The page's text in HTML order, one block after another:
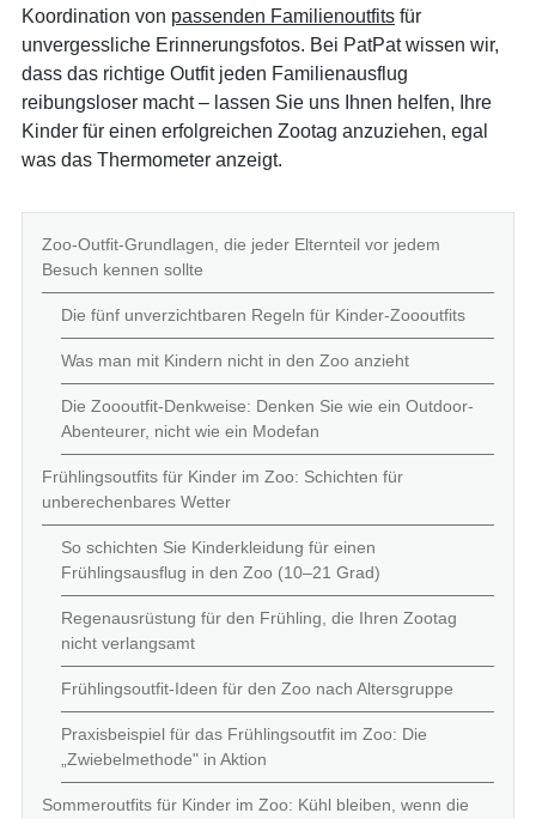
Koordination von passenden Familienoutfits für
unvergessliche Erinnerungsfotos. Bei PatPat wissen wir,
dass das richtige Outfit jeden Familienausflug
reibungsloser macht – lassen Sie uns Ihnen helfen, Ihre
Kinder für einen erfolgreichen Zootag anzuziehen, egal
was das Thermometer anzeigt.
Zoo-Outfit-Grundlagen, die jeder Elternteil vor jedem
Besuch kennen sollte
Die fünf unverzichtbaren Regeln für Kinder-Zoooutfits
Was man mit Kindern nicht in den Zoo anzieht
Die Zoooutfit-Denkweise: Denken Sie wie ein Outdoor-
Abenteurer, nicht wie ein Modefan
Frühlingsoutfits für Kinder im Zoo: Schichten für
unberechenbares Wetter
So schichten Sie Kinderkleidung für einen
Frühlingsausflug in den Zoo (10–21 Grad)
Regenausrüstung für den Frühling, die Ihren Zootag
nicht verlangsamt
Frühlingsoutfit-Ideen für den Zoo nach Altersgruppe
Praxisbeispiel für das Frühlingsoutfit im Zoo: Die
„Zwiebelmethode" in Aktion
Sommeroutfits für Kinder im Zoo: Kühl bleiben, wenn die